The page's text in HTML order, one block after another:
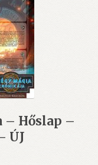
– Hőslap –
ÚJ